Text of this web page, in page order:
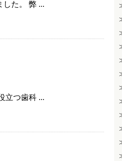
た。 弊 ...
立つ歯科 ...